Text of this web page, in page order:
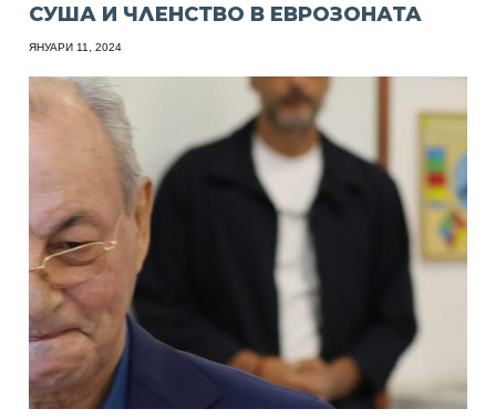
СУША И ЧЛЕНСТВО В ЕВРОЗОНАТА
ЯНУАРИ 11, 2024